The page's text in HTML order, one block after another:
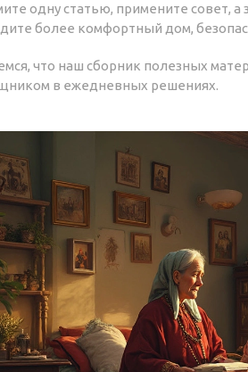
одну статью, примените совет,
более комфортный дом,
что наш сборник полезных
в ежедневных решениях.